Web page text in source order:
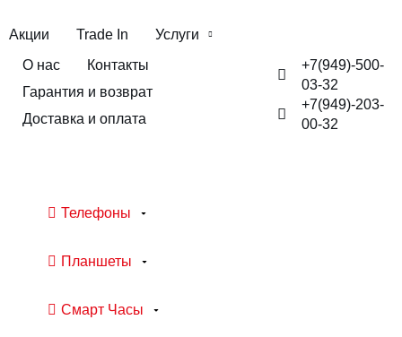
Акции Trade In
Услуги
О нас
Контакты
Гарантия и возврат
Доставка и оплата
+7(949)-500-
03-32
+7(949)-203-
00-32
Телефоны
Планшеты
Смарт Часы